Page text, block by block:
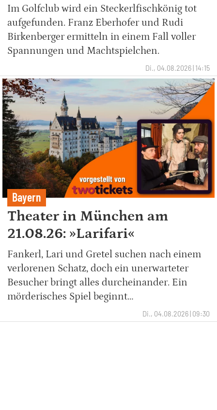
Im Golfclub wird ein Steckerlfischkönig tot
aufgefunden. Franz Eberhofer und Rudi
Birkenberger ermitteln in einem Fall voller
Spannungen und Machtspielchen.
Di., 04.08.2026 | 14:15
Bayern
Theater in München am
21.08.26: »Larifari«
Fankerl, Lari und Gretel suchen nach einem
verlorenen Schatz, doch ein unerwarteter
Besucher bringt alles durcheinander. Ein
mörderisches Spiel beginnt…
Di., 04.08.2026 | 09:30